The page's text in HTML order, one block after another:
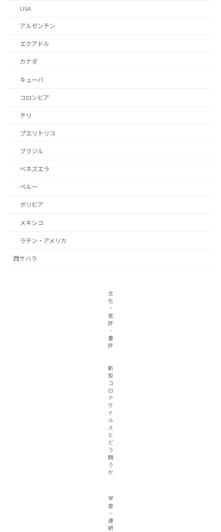
USA
アルゼンチン
エクアドル
カナダ
キューバ
コロンビア
チリ
プエリトリコ
ブラジル
ベネズエラ
ペルー
ボリビア
メキシコ
ラテン・アメリカ
西サハラ
文
化
・
批
評
・
書
評
新
型
コ
ロ
ナ
ウ
イ
ル
ス
と
ど
う
闘
う
か
学
習
・
連
続